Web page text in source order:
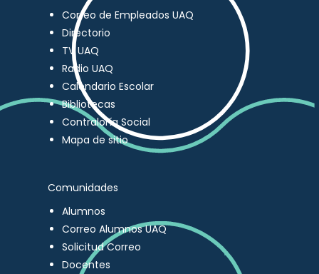
Correo de Empleados UAQ
Directorio
TV UAQ
Radio UAQ
Calendario Escolar
Bibliotecas
Contraloría Social
Mapa de sitio
Comunidades
Alumnos
Correo Alumnos UAQ
Solicitud Correo
Docentes